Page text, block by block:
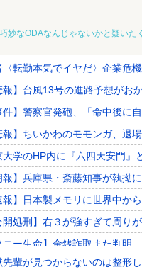
妙なODAなんじゃないかと疑いた
〈転勤本気でイヤだ〉企業危
報】台風13号の進路予想がお
件】警察官発砲、「命中後に
報】ちいかわのモモンガ、退
大学のHP内に『六四天安門』
報】兵庫県・斎藤知事が執拗
報】日本製メモリに世界中か
開処刑】右３が強すぎて周り
ニー生命】金銭詐取また判
人「青年失業率7.0%の韓国
先輩が見つからないのは整形